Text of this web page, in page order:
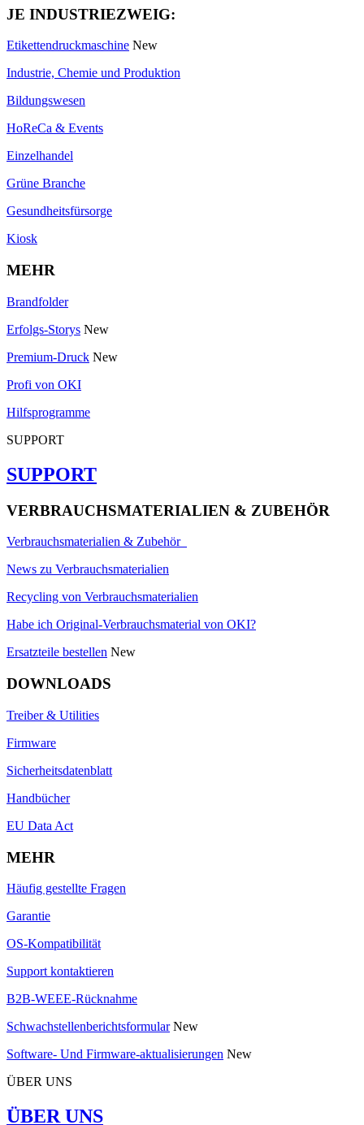
JE INDUSTRIEZWEIG:
Etikettendruckmaschine New
Industrie, Chemie und Produktion
Bildungswesen
HoReCa & Events
Einzelhandel
Grüne Branche
Gesundheitsfürsorge
Kiosk
MEHR
Brandfolder
Erfolgs-Storys New
Premium-Druck New
Profi von OKI
Hilfsprogramme
SUPPORT
SUPPORT
VERBRAUCHSMATERIALIEN & ZUBEHÖR
Verbrauchsmaterialien & Zubehör
News zu Verbrauchsmaterialien
Recycling von Verbrauchsmaterialien
Habe ich Original-Verbrauchsmaterial von OKI?
Ersatzteile bestellen New
DOWNLOADS
Treiber & Utilities
Firmware
Sicherheitsdatenblatt
Handbücher
EU Data Act
MEHR
Häufig gestellte Fragen
Garantie
OS-Kompatibilität
Support kontaktieren
B2B-WEEE-Rücknahme
Schwachstellenberichtsformular New
Software- Und Firmware-aktualisierungen New
ÜBER UNS
ÜBER UNS